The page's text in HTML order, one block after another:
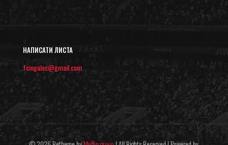
НАПИСАТИ ЛИСТА
fcingulec@gmail.com